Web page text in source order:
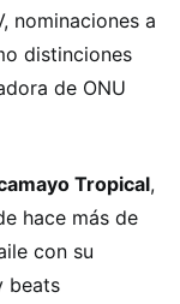
nominaciones a
distinciones
de ONU
Tropical,
hace más de
con su
beats